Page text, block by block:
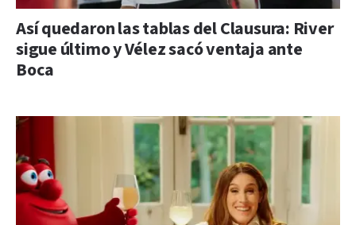
Así quedaron las tablas del Clausura: River
sigue último y Vélez sacó ventaja ante
Boca